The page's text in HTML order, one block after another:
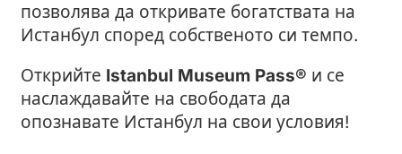
позволява да откривате богатствата на
Истанбул според собственото си темпо.
Открийте Istanbul Museum Pass® и се
наслаждавайте на свободата да
опознавате Истанбул на свои условия!